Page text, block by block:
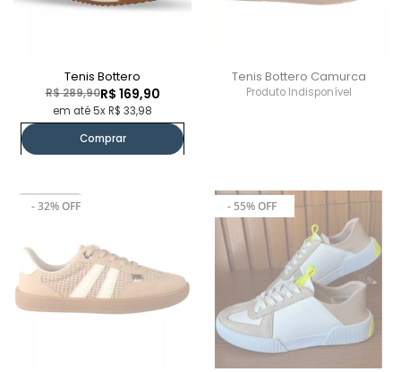
Tenis Bottero
R$ 169,90
R$ 289,90
em até 5x R$ 33,98
Comprar
Tenis Bottero Camurca
Produto Indisponível
Promoção
- 32% OFF Promoção
- 55% OFF